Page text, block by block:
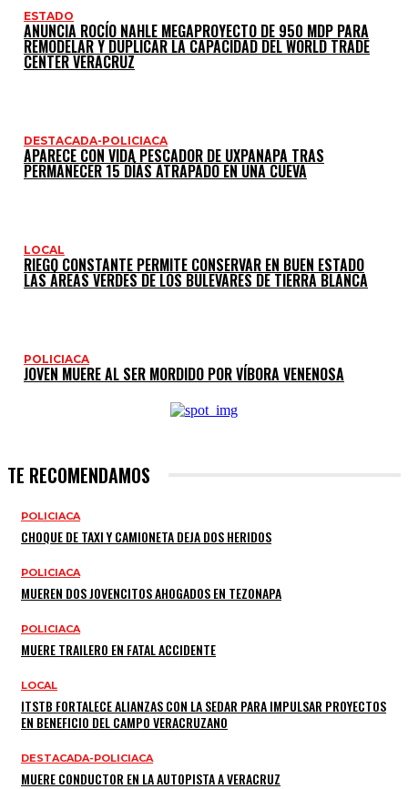
ESTADO
ANUNCIA ROCÍO NAHLE MEGAPROYECTO DE 950 MDP PARA
REMODELAR Y DUPLICAR LA CAPACIDAD DEL WORLD TRADE
CENTER VERACRUZ
DESTACADA-POLICIACA
APARECE CON VIDA PESCADOR DE UXPANAPA TRAS
PERMANECER 15 DÍAS ATRAPADO EN UNA CUEVA
LOCAL
RIEGO CONSTANTE PERMITE CONSERVAR EN BUEN ESTADO
LAS ÁREAS VERDES DE LOS BULEVARES DE TIERRA BLANCA
POLICIACA
JOVEN MUERE AL SER MORDIDO POR VÍBORA VENENOSA
TE RECOMENDAMOS
POLICIACA
CHOQUE DE TAXI Y CAMIONETA DEJA DOS HERIDOS
POLICIACA
MUEREN DOS JOVENCITOS AHOGADOS EN TEZONAPA
POLICIACA
MUERE TRAILERO EN FATAL ACCIDENTE
LOCAL
ITSTB FORTALECE ALIANZAS CON LA SEDAR PARA IMPULSAR PROYECTOS
EN BENEFICIO DEL CAMPO VERACRUZANO
DESTACADA-POLICIACA
MUERE CONDUCTOR EN LA AUTOPISTA A VERACRUZ